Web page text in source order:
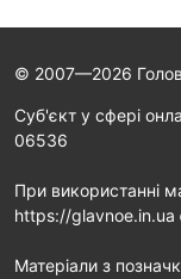
© 2007—2026
Cуб'єкт у сфері
06536
При використанні
https://glavnoe.in.ua
Матеріали з